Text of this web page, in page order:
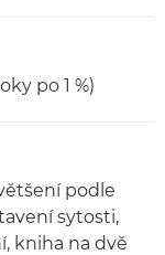
po 1 %)
podle
sytosti,
kniha na dvě